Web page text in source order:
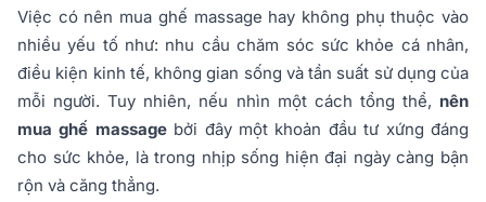
Việc có nên mua ghế massage hay không phụ thuộc vào
nhiều yếu tố như: nhu cầu chăm sóc sức khỏe cá nhân,
điều kiện kinh tế, không gian sống và tần suất sử dụng của
mỗi người. Tuy nhiên, nếu nhìn một cách tổng thể, nên
mua ghế massagebởi đây một khoản đầu tư xứng đáng
cho sức khỏe, là trong nhịp sống hiện đại ngày càng bận
rộn và căng thẳng.